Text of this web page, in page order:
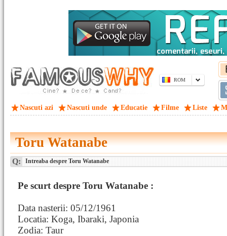
ROM
Nascuti azi Nascuti unde Educatie Filme Liste
Toru Watanabe
Q: Intreaba despre Toru Watanabe
Pe scurt despre Toru Watanabe :
Data nasterii: 05/12/1961
Locatia: Koga, Ibaraki, Japonia
Zodia: Taur